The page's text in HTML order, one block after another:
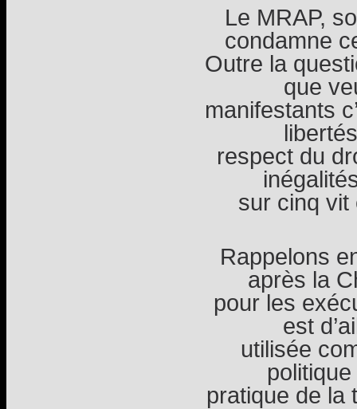
Le MRAP,
condamne
Outre la
que
manifestants
respect du
sur cinq vit
Rappelons
après la
pour les
est
utilisée
pratique de la